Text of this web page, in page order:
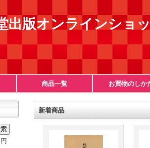
出版オンラインショ
商品一覧 お買物のしか
新着商品
円